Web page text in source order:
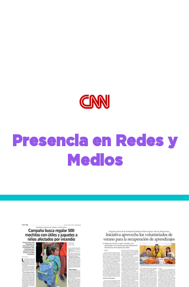
Presencia en Redes y
Medios